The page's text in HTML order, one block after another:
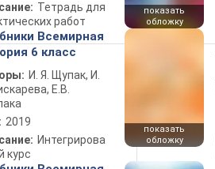
Тетрадь для
работ
показать
обложку
Всемирная
6 класс
И. Я. Щупак, И.
Е.В.
2019
Интегрирова
курс
показать
обложку